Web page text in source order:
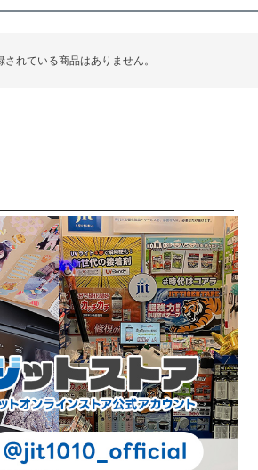
されている商品はありません。